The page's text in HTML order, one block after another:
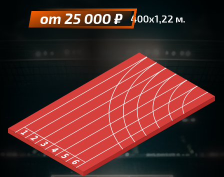
от 25 000 ₽ 400х1,22 м.